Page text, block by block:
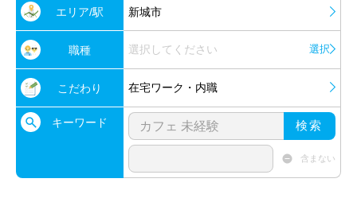
エリア/駅 新城市
職種 選択してください 選択
こだわり 在宅ワーク・内職
キーワード 検索
含まない